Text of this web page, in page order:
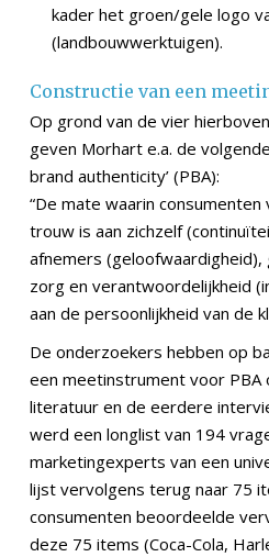
kader het groen/gele logo
(landbouwwerktuigen).
Constructie van een
Op grond van de vier
geven Morhart e.a. de
brand authenticity’ (PBA):
“De mate waarin
trouw is aan zichzelf
afnemers
zorg en verantwoordelijkheid
aan de persoonlijkheid van de
De onderzoekers hebben op
een meetinstrument voor PBA
literatuur en de eerdere
werd een longlist van 194
marketingexperts van een
lijst vervolgens terug naar 75
consumenten beoordeelde
deze 75 items (Coca-Cola,